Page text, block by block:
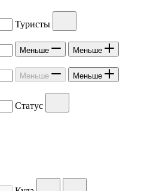
Туристы
Меньше Меньше
Меньше Меньше
Статус